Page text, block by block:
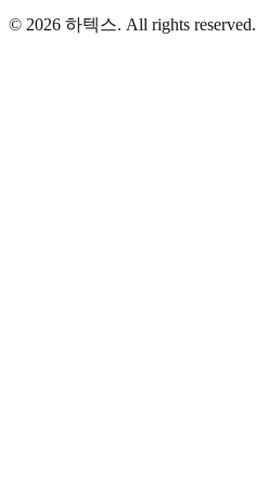
© 2026 하텍스. All rights reserved.